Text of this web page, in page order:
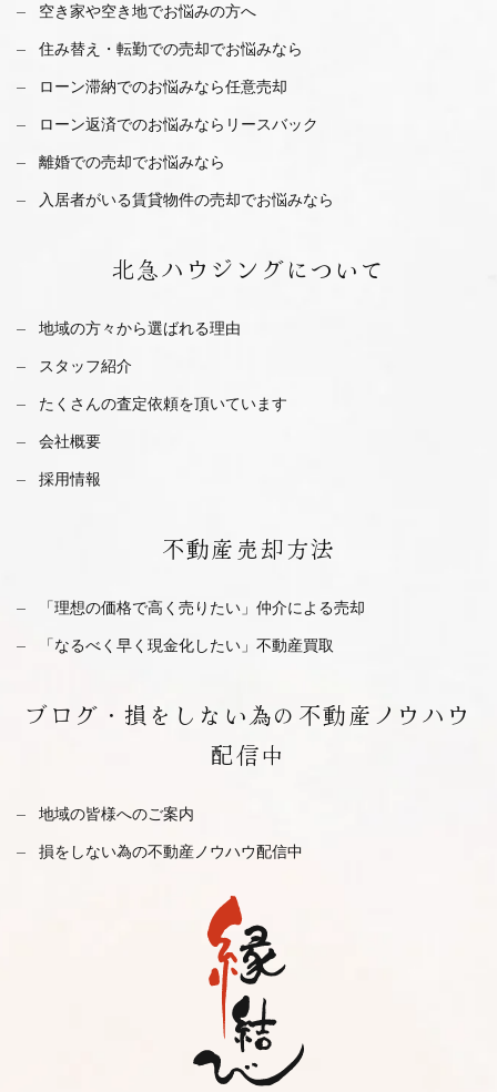
空き家や空き地でお悩みの方へ
住み替え・転勤での売却でお悩みなら
ローン滞納でのお悩みなら任意売却
ローン返済でのお悩みならリースバック
離婚での売却でお悩みなら
入居者がいる賃貸物件の売却でお悩みなら
北急ハウジングについて
地域の方々から選ばれる理由
スタッフ紹介
たくさんの査定依頼を頂いています
会社概要
採用情報
不動産 売却方法
「理想の価格で高く売りたい」仲介による売却
「なるべく早く現金化したい」不動産買取
ブログ・ 損をしない為の不動産ノウハウ
配信中
地域の皆様へのご案内
損をしない為の不動産ノウハウ配信中